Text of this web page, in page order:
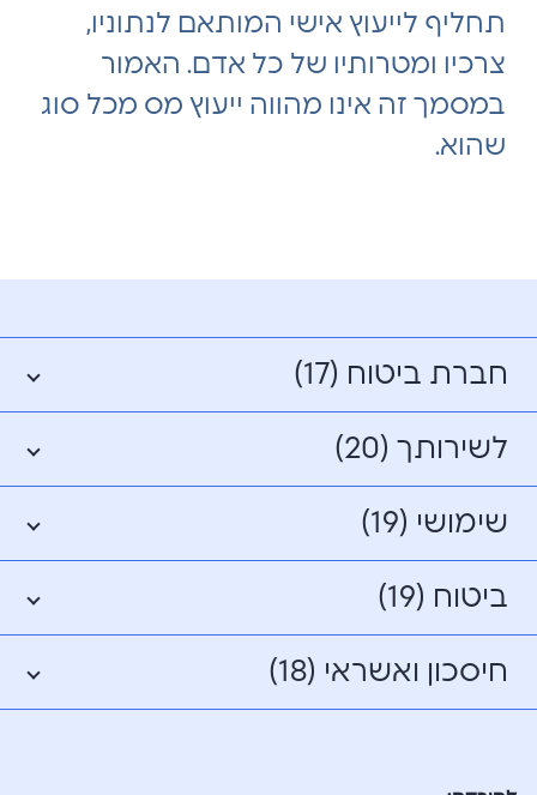
תחליף לייעוץ אישי המותאם לנתוניו,
צרכיו ומטרותיו של כל אדם. האמור
במסמך זה אינו מהווה ייעוץ מס מכל סוג
שהוא.
חברת ביטוח (17)
לשירותך (20)
שימושי (19)
ביטוח (19)
חיסכון ואשראי (18)